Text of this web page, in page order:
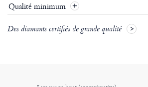
Qualité minimum
+
Des diamants certifiés de grande qualité